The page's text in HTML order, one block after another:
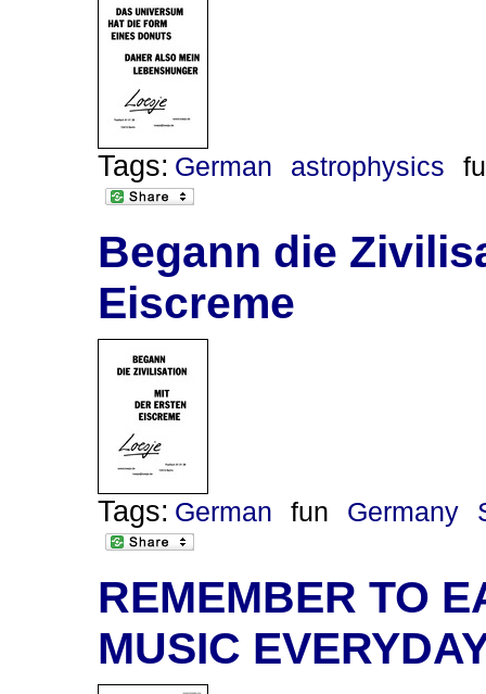
Tags: German astrophysics
Begann die
Eiscreme
Tags: German fun Germany
REMEMBER TO
MUSIC